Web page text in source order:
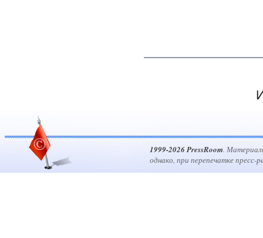
1999-2026 PressRoom.
однако, при перепечатке пресс-